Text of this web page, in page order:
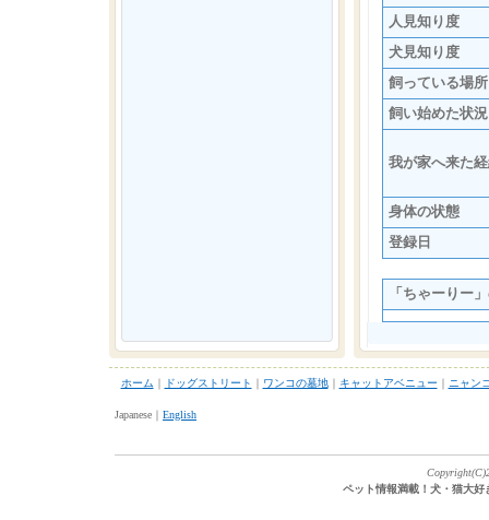
人見知り度
犬見知り度
飼っている場所
飼い始めた状況
我が家へ来た
身体の状態
登録日
「ちゃーりー
ホーム ｜ ドッグストリート ｜ ワンコの墓地｜ キャットアベニュー ｜ ニャン
Japanese｜ English
ペット情報満載！犬・猫大